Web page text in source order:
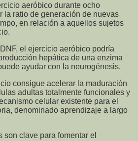
aeróbico durante ocho
la ratio de generación de nuevas
en relación a aquellos sujetos
el ejercicio aeróbico podría
hepática de una enzima
ayudar con la neurogénesis.
consigue acelerar la maduración
adultas totalmente funcionales y
celular existente para el
denominado aprendizaje a largo
son clave para fomentar el